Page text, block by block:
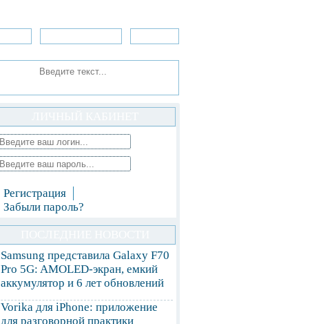
Регистрация
Забыли пароль?
Samsung представила Galaxy F70
Pro 5G: AMOLED-экран, емкий
аккумулятор и 6 лет обновлений
Vorika для iPhone: приложение
для разговорной практики